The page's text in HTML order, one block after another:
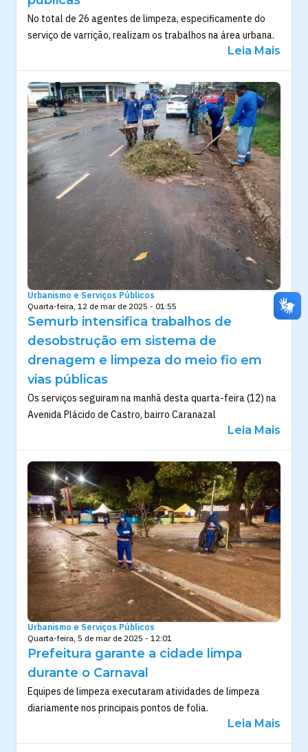
No total de 26 agentes de limpeza, especificamente do
serviço de varrição, realizam os trabalhos na área urbana.
Leia Mais
Urbanismo e Serviços Públicos
Quarta-feira, 12 de mar de 2025 - 01:55
Semurb intensifica trabalhos de
desobstrução em sistema de
drenagem e limpeza do meio fio em
vias públicas
Os serviços seguiram na manhã desta quarta-feira (12) na
Avenida Plácido de Castro, bairro Caranazal
Leia Mais
Urbanismo e Serviços Públicos
Quarta-feira, 5 de mar de 2025 - 12:01
Prefeitura garante a cidade limpa
durante o Carnaval
Equipes de limpeza executaram atividades de limpeza
diariamente nos principais pontos de folia.
Leia Mais